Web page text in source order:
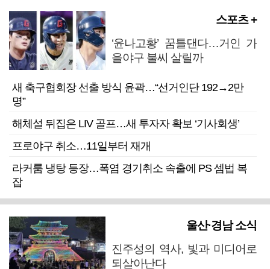
스포츠 +
‘윤나고황’ 꿈틀댄다…거인 가
을야구 불씨 살릴까
새 축구협회장 선출 방식 윤곽…“선거인단 192→2만
명”
해체설 뒤집은 LIV 골프…새 투자자 확보 ‘기사회생’
프로야구 취소…11일부터 재개
라커룸 냉탕 등장…폭염 경기취소 속출에 PS 셈법 복
잡
울산·경남 소식
진주성의 역사, 빛과 미디어로
되살아난다